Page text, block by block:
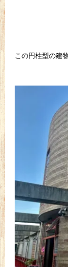
この円柱型の建